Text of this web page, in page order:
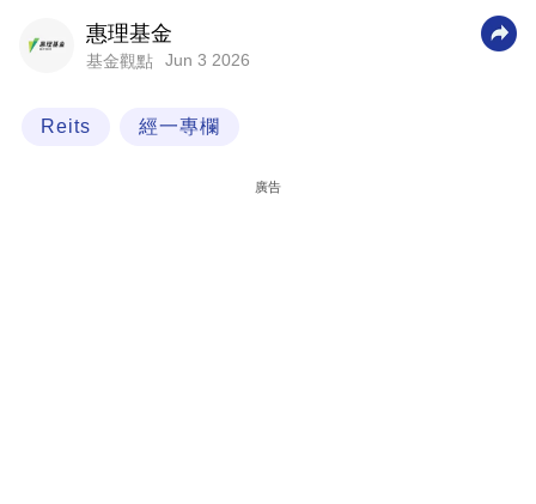
業
科
惠理基金
基金觀點 Jun 3 2026
Reits 經一專欄
廣告